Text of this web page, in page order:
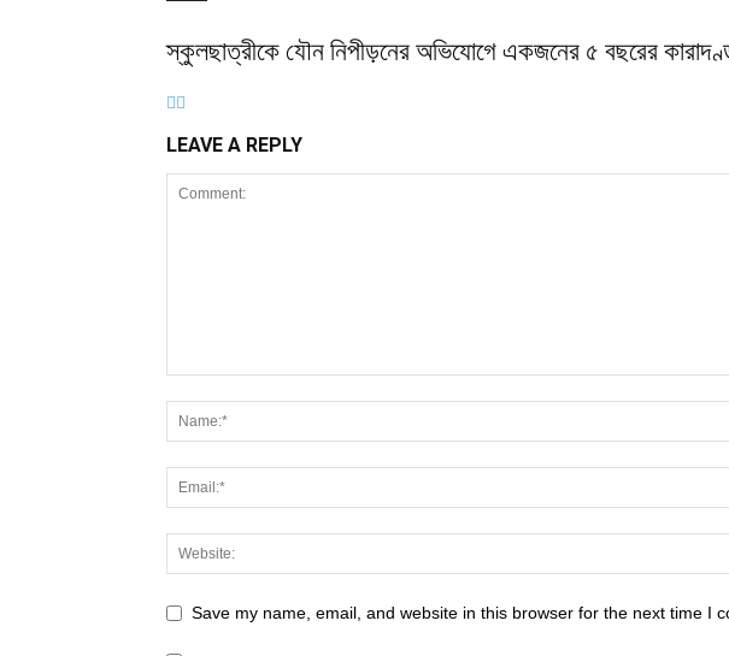
স্কুলছাত্রীকে যৌন নিপীড়নের অভিযোগে একজনের ৫ বছরের
LEAVE A REPLY
Save my name, email, and website in this browser for the next time I